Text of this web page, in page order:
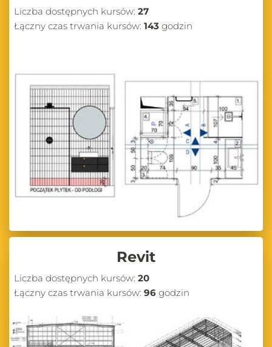
Liczba dostępnych kursów: 27
Łączny czas trwania kursów: 143 godzin
Revit
Liczba dostępnych kursów: 20
Łączny czas trwania kursów: 96 godzin